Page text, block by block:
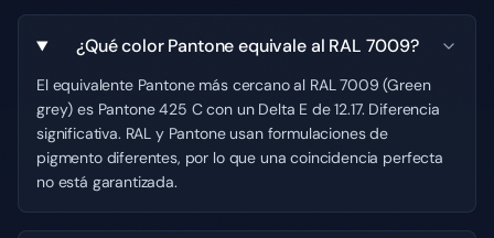
¿Qué color Pantone equivale al RAL 7009?
El equivalente Pantone más cercano al RAL 7009 (Green
grey) es Pantone 425 C con un Delta E de 12.17. Diferencia
significativa. RAL y Pantone usan formulaciones de
pigmento diferentes, por lo que una coincidencia perfecta
no está garantizada.